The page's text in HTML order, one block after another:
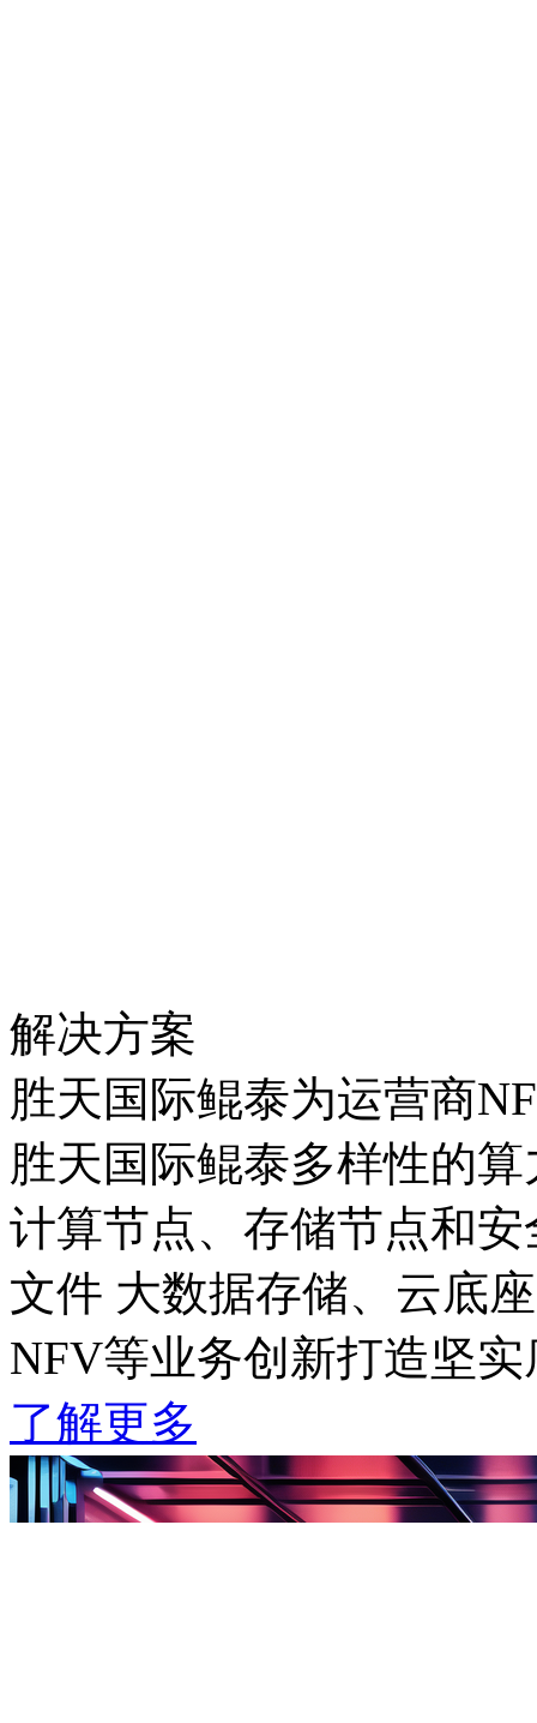
解决方案
胜天国际鲲泰为运营商
胜天国际鲲泰多样性的算
计算节点、存储节点和安
文件 大数据存储、云底座
NFV等业务创新打造坚实
了解更多